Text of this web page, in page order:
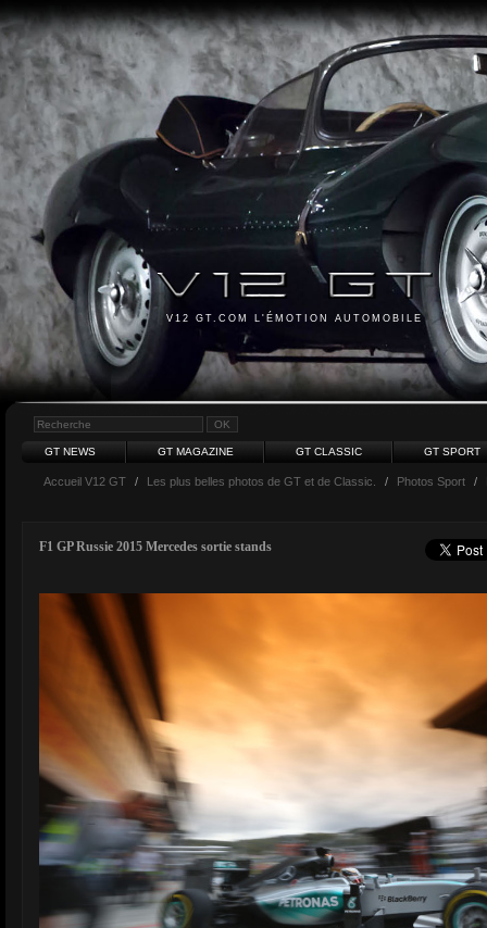
V12 GT.COM L'ÉMOTION AUTOMOBILE
GT NEWS GT MAGAZINE GT CLASSIC GT SPORT
Accueil V12 GT / Les plus belles photos de GT et de Classic. / Photos Sport /
F1 GP Russie 2015 Mercedes sortie stands